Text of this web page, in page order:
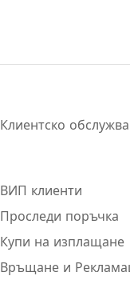
Клиентско
ВИП клиенти
Проследи поръчка
Купи на изплащане
Връщане и